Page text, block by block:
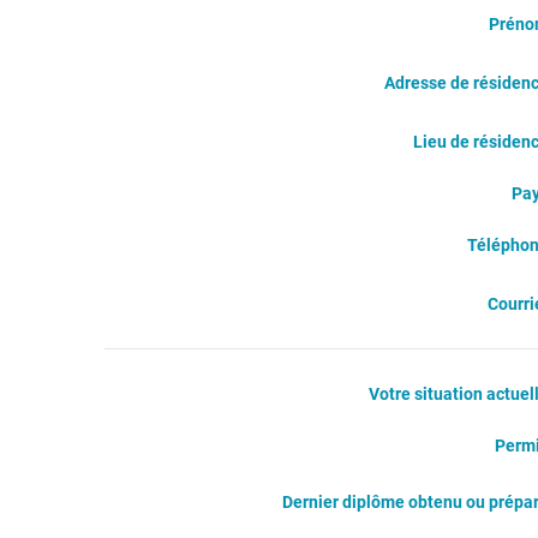
Adresse de
Lieu de
Votre situation
Dernier diplôme obtenu ou